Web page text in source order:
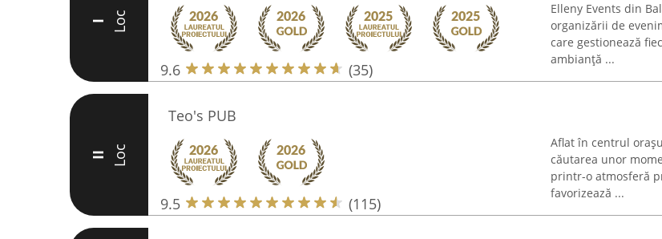
I Loc
9.6 (35)
Elleny Events din
organizării de
care gestionează
ambianță ...
II Loc
Teo's PUB
9.5 (115)
Aflat în centrul
căutarea unor
printr-o atmosferă
favorizează ...